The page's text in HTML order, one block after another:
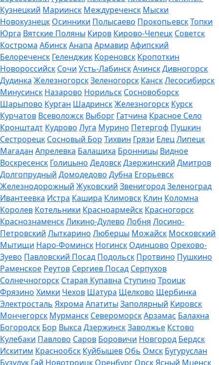
Кузнецкий Мариинск Междуреченск Мыски
Новокузнецк Осинники Полысаево ПрокопьевскТопки
Юрга Вятские Поляны Киров Кирово-Чепецк Советск
Кострома АбинскАнапа Армавир Афипский
Белореченск Геленджик Кореновск Кропоткин
Новороссийск Сочи Усть-ЛабинскАчинскДивногорск
Дудинка ЖелезногорскЗеленогорск КанскЛесосибирск
Минусинск Назарово Норильск Сосновоборск
Шарыпово Курган ШадринскЖелезногорск Курск
Курчатов Всеволожск Выборг Гатчина Красное Село
Кронштадт Кудрово Луга Мурино Петергоф Пушкин
Сестрорецк Сосновый Бор Тихвин Грязи ЕлецЛипецк
Магадан Апрелевка Балашиха Бронницы Видное
Воскресенск Голицыно ДедовскДзержинский Дмитров
Долгопрудный Домодедово Дубна Егорьевск
Железнодорожный Жуковский ЗвенигородЗеленоград
Ивантеевка Истра Кашира Климовск Клин Коломна
Королев Котельники Красноармейск Красногорск
КраснознаменскЛикино-Дулево Лобня Лосино-
Петровский Лыткарино Люберцы Можайск Московский
Мытищи Наро-Фоминск Ногинск Одинцово Орехово-
Зуево Павловский Посад Подольск Протвино Пушкино
Раменское Реутов Сергиев Посад Серпухов
Солнечногорск Старая Купавна Ступино Троицк
Фрязино Химки Чехов Шатура Щелково Щербинка
Электросталь Яхрома Апатиты Заполярный Кировск
Мончегорск Мурманск СевероморскАрзамас Балахна
Богородск Бор Выкса ДзержинскЗаволжье Кстово
Кулебаки Павлово Саров Боровичи Новгород Бердск
Искитим Краснообск Куйбышев Обь Омск Бугуруслан
Бузулук Гай Новотроицк Оренбург ОрскЯсный Мценск